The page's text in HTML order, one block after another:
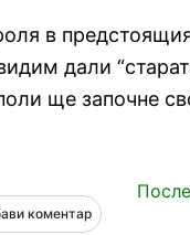
в
дали
ще започне
коментар